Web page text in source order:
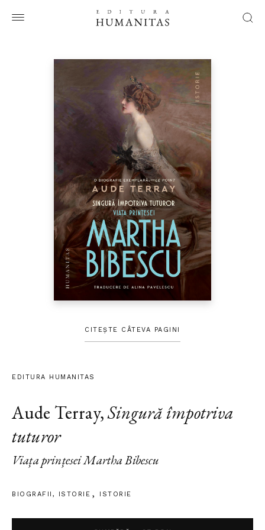
CITEȘTE CÂTEVA PAGINI
EDITURA HUMANITAS
Aude Terray,Singură împotriva
tuturor
Viața prințesei Martha Bibescu
BIOGRAFII , ISTORIE ISTORIE